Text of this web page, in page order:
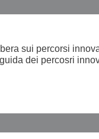
sui percorsi
dei percosri